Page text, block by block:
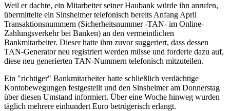
Weil er dachte, ein Mitarbeiter seiner Haubank würde ihn anrufen,
übermittelte ein Sinsheimer telefonisch bereits Anfang April
Transaktionsnummern (Sicherheitsnummer -TAN- im Online-
Zahlungsverkehr bei Banken) an den vermeintlichen
Bankmitarbeiter. Dieser hatte ihm zuvor suggeriert, dass dessen
TAN-Generator neu registriert werden müsse und forderte dazu auf,
diese neu generierten TAN-Nummern telefonisch mitzuteilen.
Ein "richtiger" Bankmitarbeiter hatte schließlich verdächtige
Kontobewegungen festgestellt und den Sinsheimer am Donnerstag
über diesen Umstand informiert. Über eine Woche hinweg wurden
täglich mehrere einhundert Euro betrügerisch erlangt.